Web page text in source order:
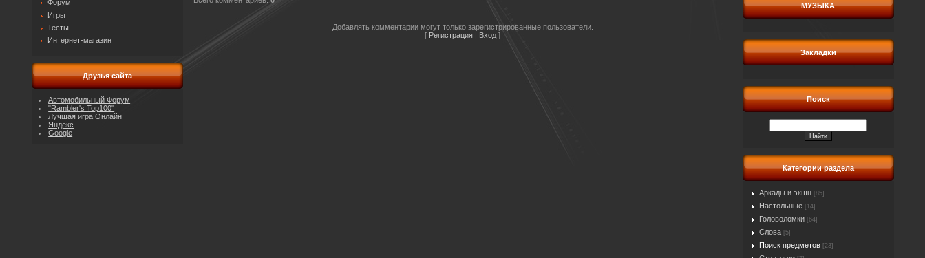
Форум
Игры
Тесты
Интернет-магазин
Друзья сайта
Автомобильный Форум
"Rambler's Top100"
Лучшая игра Онлайн
Яндекс
Google
Добавлять комментарии могут только зарегистрированные пользователи.
[ Регистрация Вход ]
МУЗЫКА
Закладки
Поиск
Категории раздела
Аркады и экшн [85]
Настольные [14]
Головоломки [64]
Слова [5]
Поиск предметов [23]